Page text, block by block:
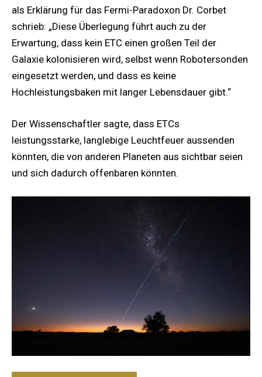
als Erklärung für das Fermi-Paradoxon Dr. Corbet
schrieb: „Diese Überlegung führt auch zu der
Erwartung, dass kein ETC einen großen Teil der
Galaxie kolonisieren wird, selbst wenn Robotersonden
eingesetzt werden, und dass es keine
Hochleistungsbaken mit langer Lebensdauer gibt.“
Der Wissenschaftler sagte, dass ETCs
leistungsstarke, langlebige Leuchtfeuer aussenden
könnten, die von anderen Planeten aus sichtbar seien
und sich dadurch offenbaren könnten.